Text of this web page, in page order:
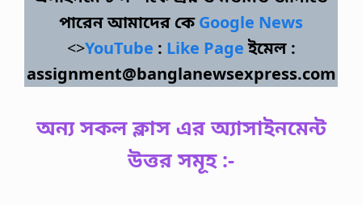
পারেন আমাদের কেGoogle News
<>YouTube : Like Pageইমেল :
assignment@banglanewsexpress.com
অন্য সকল ক্লাস এর অ্যাসাইনমেন্ট
উত্তর সমূহ :-